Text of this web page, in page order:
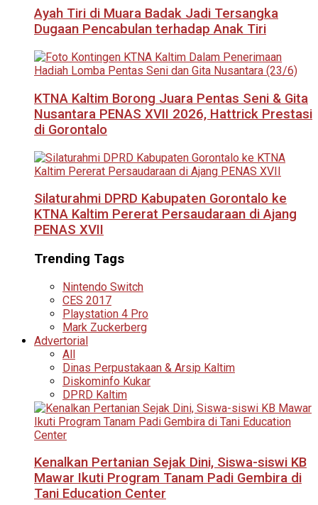
Ayah Tiri di Muara Badak Jadi Tersangka
Dugaan Pencabulan terhadap Anak Tiri
KTNA Kaltim Borong Juara Pentas Seni & Gita
Nusantara PENAS XVII 2026, Hattrick Prestasi
di Gorontalo
Silaturahmi DPRD Kabupaten Gorontalo ke
KTNA Kaltim Pererat Persaudaraan di Ajang
PENAS XVII
Trending Tags
Nintendo Switch
CES 2017
Playstation 4 Pro
Mark Zuckerberg
Advertorial
All
Dinas Perpustakaan & Arsip Kaltim
Diskominfo Kukar
DPRD Kaltim
Kenalkan Pertanian Sejak Dini, Siswa-siswi KB
Mawar Ikuti Program Tanam Padi Gembira di
Tani Education Center